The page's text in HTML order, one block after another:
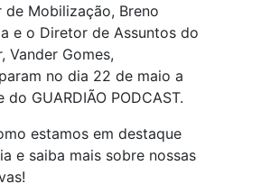
de Mobilização, Breno
e o Diretor de Assuntos do
Vander Gomes,
no dia 22 de maio a
do GUARDIÃO PODCAST.
estamos em destaque
e saiba mais sobre nossas